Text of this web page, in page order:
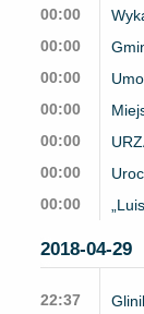
00:00
00:00
00:00
00:00
00:00
00:00
00:00
2018-04-29
22:37